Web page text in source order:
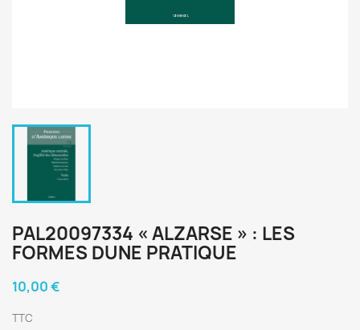
PAL20097334 « ALZARSE » : LES
FORMES DUNE PRATIQUE
10,00 €
TTC